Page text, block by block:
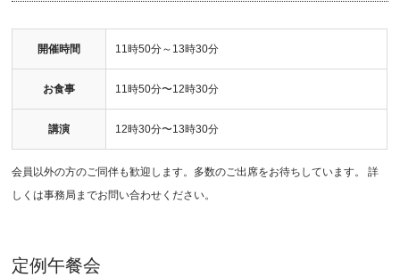
開催時間 11時50分～13時30分
お食事 11時50分〜12時30分
講演 12時30分〜13時30分
会員以外の方のご同伴も歓迎します。多数のご出席をお待ちしています。 詳
しくは事務局までお問い合わせください。
定例午餐会